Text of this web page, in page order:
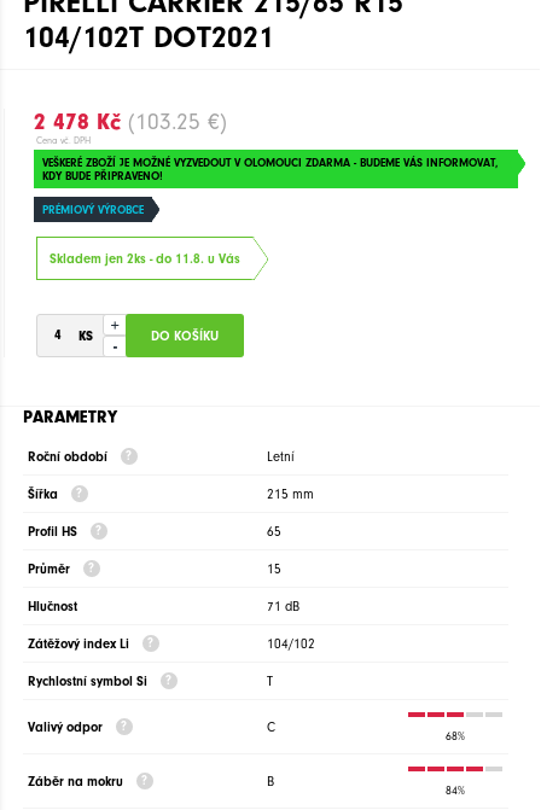
104/102T DOT2021
2 478 Kč (103.25 €)
Cena vč. DPH
VEŠKERÉ ZBOŽÍ JE MOŽNÉ VYZVEDOUT V OLOMOUCI ZDARMA - BUDEME VÁS INFORMOVAT,
KDY BUDE PŘIPRAVENO!
PRÉMIOVÝ VÝROBCE
Skladem jen 2ks - do 11.8. u Vás
+
-
PARAMETRY
Roční období Letní
Šířka 215 mm
Profil HS 65
Průměr 15
Hlučnost 71 dB
Zátěžový index Li 104/102
Rychlostní symbol Si T
Valivý odpor C
68%
Záběr na mokru B
84%